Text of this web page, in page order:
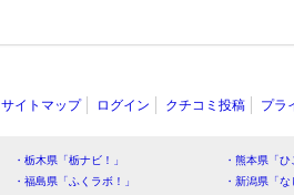
サイトマップ ログイン クチコミ投稿 プラ
・栃木県「栃ナビ！」
・熊本県「
・福島県「ふくラボ！」
・新潟県「